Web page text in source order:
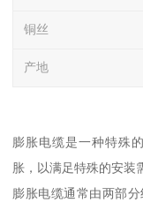
铜丝
产地
膨胀电缆是一种特殊
胀，以满足特殊的安装
膨胀电缆通常由两部